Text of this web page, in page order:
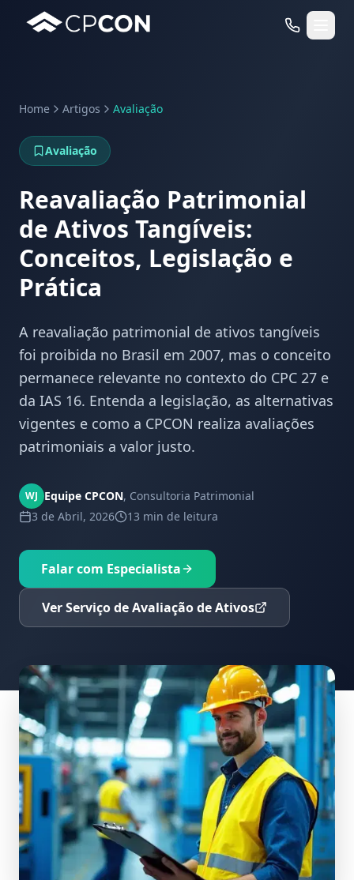
Serviços
Casos de Uso RFID
WhatsApp Fale Conosco
Home Artigos Avaliação
Avaliação
Reavaliação Patrimonial
de Ativos Tangíveis:
Conceitos, Legislação e
Prática
A reavaliação patrimonial de ativos tangíveis
foi proibida no Brasil em 2007, mas o conceito
permanece relevante no contexto do CPC 27 e
da IAS 16. Entenda a legislação, as alternativas
vigentes e como a CPCON realiza avaliações
patrimoniais a valor justo.
WJ Equipe CPCON, Consultoria Patrimonial
3 de Abril, 2026
13 min de leitura
Falar com Especialista
Ver Serviço de Avaliação de Ativos